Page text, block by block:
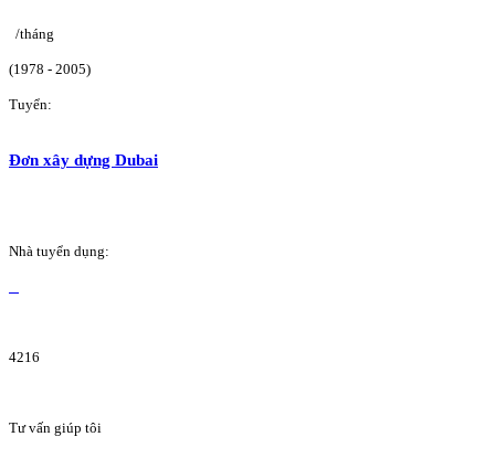
/tháng
(1978 - 2005)
Tuyển:
Đơn xây dựng Dubai
Nhà tuyển dụng:
4216
Tư vấn giúp tôi